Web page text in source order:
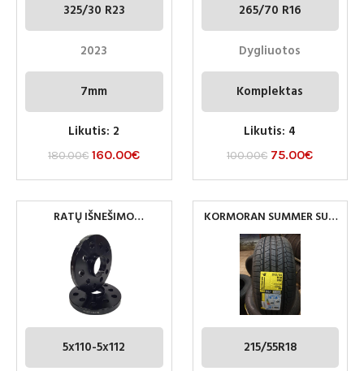
325/30 R23
2023
7mm
Likutis: 2
180.00€ 160.00€
265/70 R16
Dygliuotos
Komplektas
Likutis: 4
100.00€ 75.00€
RATŲ IŠNEŠIMO
KOREKTORIUS 5×100-5×112
15MM 57.1
5x110-5x112
KORMORAN SUMMER SUV
215/55R18
215/55R18